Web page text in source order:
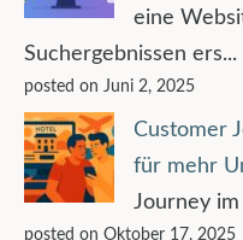
eine
Suchergebnissen ers...
posted on Juni 2, 2025
Customer
für mehr
Journey
posted on Oktober 17, 2025